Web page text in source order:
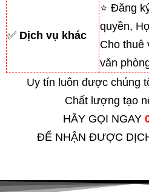
✅ Dịch vụ khác
⭐ Đăng
quyền,
Cho thuê
văn
Uy tín luôn được chúng
Chất lượng tạo
HÃY GỌI NGAY
ĐỂ NHẬN ĐƯỢC